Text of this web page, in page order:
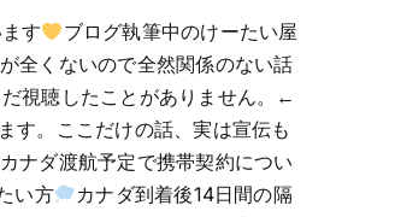
す
ブログ執筆中のけーたい屋
全くないので全然関係のない話
視聴したことがありません。←
す。ここだけの話、実は宣伝も
ナダ渡航予定で携帯契約につい
い方
カナダ到着後14日間の隔